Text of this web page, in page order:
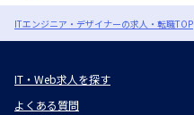
ITエンジニア・デザイナーの求人・転職TOP
IT・Web求人を探す
よくある質問